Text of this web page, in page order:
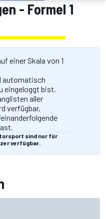
- Formel 1
einer Skala von 1
automatisch
eingeloggt bist.
aller
verfügbar,
sind nur für
verfügbar.